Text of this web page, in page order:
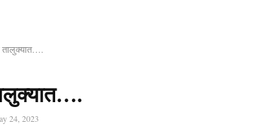
24, 2023